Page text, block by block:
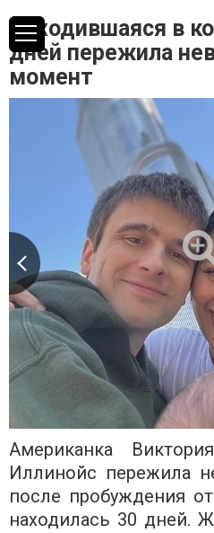
Находившаяся в
дней пережила
момент
Американка
Иллинойс пережила
после пробуждения
находилась 30 дней.